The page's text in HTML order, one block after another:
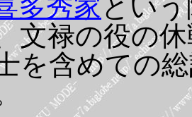
多秀家 とい
文禄の役の
を含めての